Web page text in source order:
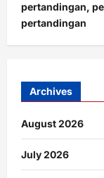
pertandingan,
pertandingan
Archives
August 2026
July 2026